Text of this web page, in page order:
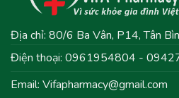
Địa chỉ: 80/6 Ba Vân, P14, Tân
Điện thoại: 0961954804 -
Email: Vifapharmacy@gmail.com